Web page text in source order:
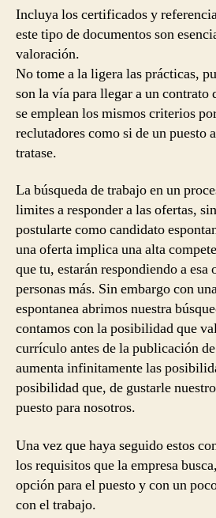
Incluya los certificados y
este tipo de documentos son
valoración.
No tome a la ligera las prácticas,
son la vía para llegar a un contrato
se emplean los mismos criterios
reclutadores como si de un puesto
tratase.
La búsqueda de trabajo en un
limites a responder a las ofertas,
postularte como candidato
una oferta implica una alta
que tu, estarán respondiendo a esa
personas más. Sin embargo con
espontanea abrimos nuestra
contamos con la posibilidad que
currículo antes de la publicación
aumenta infinitamente las
posibilidad que, de gustarle
puesto para nosotros.
Una vez que haya seguido estos
los requisitos que la empresa
opción para el puesto y con un
con el trabajo.